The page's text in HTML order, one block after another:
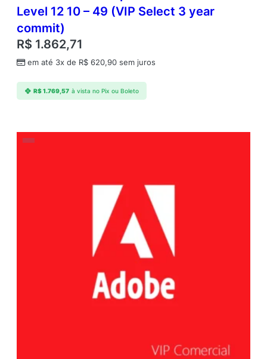
Level 12 10 – 49 (VIP Select 3 year
commit)
R$ 1.862,71
em até 3x de R$ 620,90 sem juros
R$1.769,57 à vista no Pix ou Boleto